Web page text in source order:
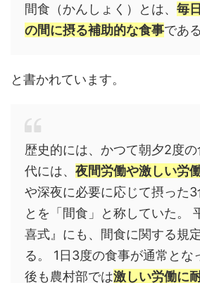
間食（かんしょく）とは、 毎
の間に摂る補助的な食事である
と書かれています。
歴史的には、かつて朝夕2度
代には、 夜間労働や激しい労
や深夜に必要に応じて摂った3
とを「間食」と称していた。
喜式』にも、間食に関する規
る。 1日3度の食事が通常とな
後も農村部では激しい労働に